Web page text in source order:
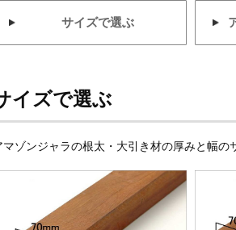
サイズで選ぶ
イズで選ぶ
マゾンジャラの根太・大引き材の厚みと幅の